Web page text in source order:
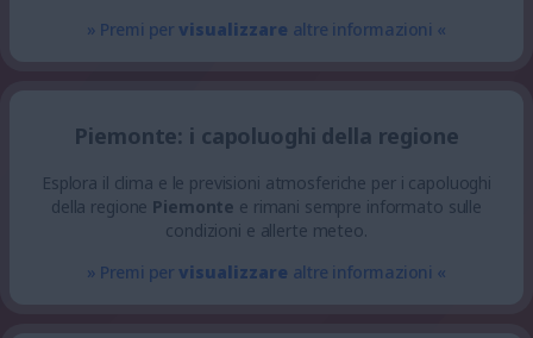
» Premi pervisualizzare altre informazioni «
Piemonte: i capoluoghi della regione
Esplora il clima e le previsioni atmosferiche per i capoluoghi
della regione Piemonte e rimani sempre informato sulle
condizioni e allerte meteo.
» Premi pervisualizzare altre informazioni «